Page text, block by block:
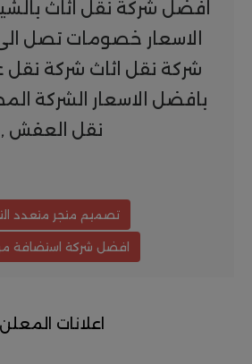
افضل شركة نقل اثاث
شركة نقل اثاث شركة نقل
بافضل الاسعار الشركة
نقل العفش ,
تصميم متجر متعدد
افضل شركة استضافة
اعلانات المعلن